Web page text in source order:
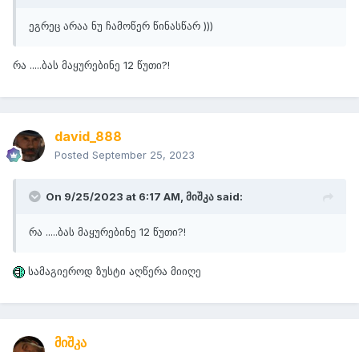
ეგრეც არაა ნუ ჩამოწერ წინასწარ )))
რა .....ბას მაყურებინე 12 წუთი?!
david_888
Posted September 25, 2023
On 9/25/2023 at 6:17 AM, მიშკა said:
რა .....ბას მაყურებინე 12 წუთი?!
სამაგიეროდ ზუსტი აღწერა მიიღე
მიშკა